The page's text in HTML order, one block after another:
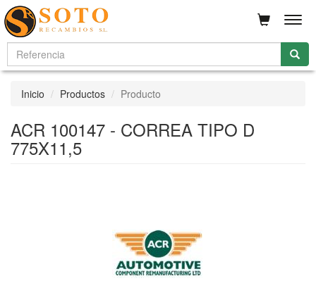
Inicio Productos Producto
ACR 100147 - CORREA TIPO D
775X11,5